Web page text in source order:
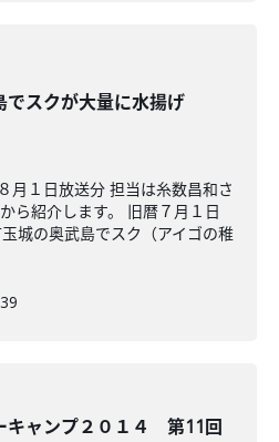
でスクが大量に水揚げ
月１日放送分 担当は糸数昌和さ
ら紹介します。 旧暦７月１日
城の奥武島でスク（アイゴの稚
キャンプ２０１４ 第11回